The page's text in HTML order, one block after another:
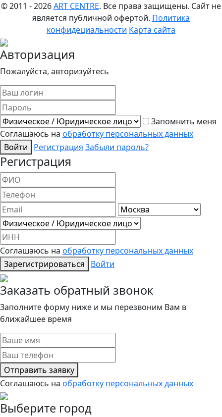
© 2011 - 2026ART CENTRE. Все права защищены. Сайт не
является публичной офертой. Политика
конфидециальности Карта сайта
Авторизация
Пожалуйста, авторизуйтесь
Запомнить меня
Соглашаюсь на обработку персональных данных
Войти
Регистрация Забыли пароль?
Регистрация
Соглашаюсь на обработку персональных данных
Зарегистрироваться
Войти
Заказать обратный звонок
Заполните форму ниже и мы перезвоним Вам в
ближайшее время
Отправить заявку
Соглашаюсь на обработку персональных данных
Выберите город